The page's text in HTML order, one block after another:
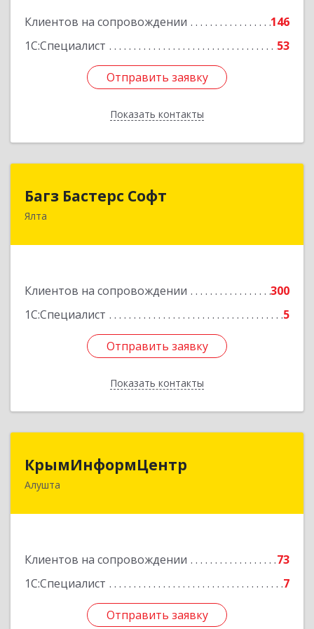
Клиентов на сопровождении
146
1С:Специалист
53
Отправить заявку
Показать контакты
Отправить заявку
Назад
Багз Бастерс Софт
Ялта
Клиентов на сопровождении
300
1С:Специалист
5
Отправить заявку
Показать контакты
Багз Бастерс Софт
298603, Крым Респ, Ялта г, Свердлова ул, дом №
Отправить заявку
Назад
КрымИнформЦентр
Алушта
Клиентов на сопровождении
73
1С:Специалист
7
Отправить заявку
298500, Крым Респ, Алушта г, Горького ул, дом
Отправить заявку